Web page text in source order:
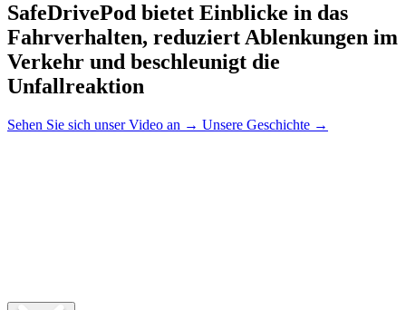
SafeDrivePod bietet Einblicke in das
Fahrverhalten, reduziert Ablenkungen im
Verkehr und beschleunigt die
Unfallreaktion
Sehen Sie sich unser Video an → Unsere Geschichte →